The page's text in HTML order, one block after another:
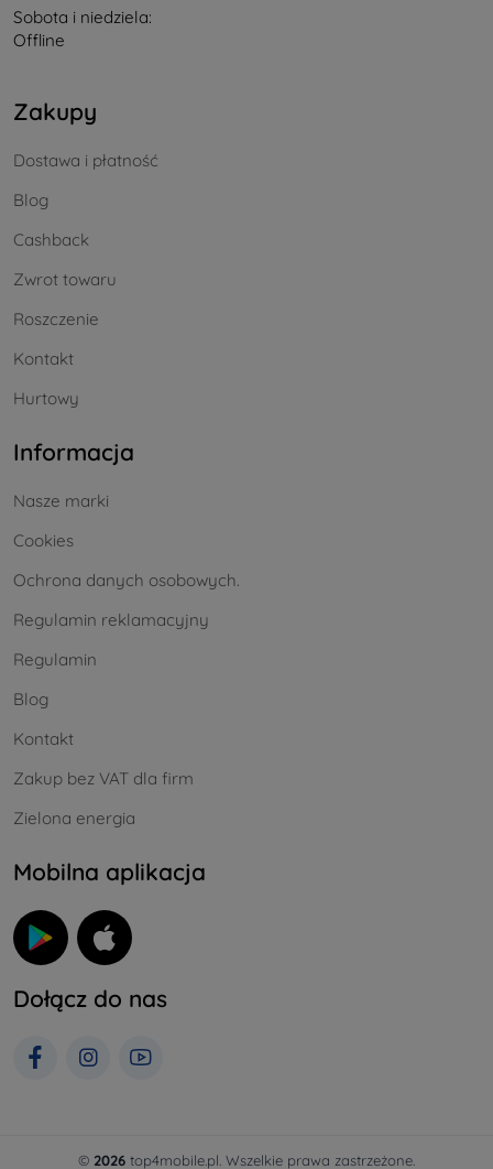
Sobota i niedziela:
Offline
Zakupy
Dostawa i płatność
Blog
Cashback
Zwrot towaru
Roszczenie
Kontakt
Hurtowy
Informacja
Nasze marki
Cookies
Ochrona danych osobowych.
Regulamin reklamacyjny
Regulamin
Blog
Kontakt
Zakup bez VAT dla firm
Zielona energia
Mobilna aplikacja
Dołącz do nas
© 2026 top4mobile.pl. Wszelkie prawa zastrzeżone.